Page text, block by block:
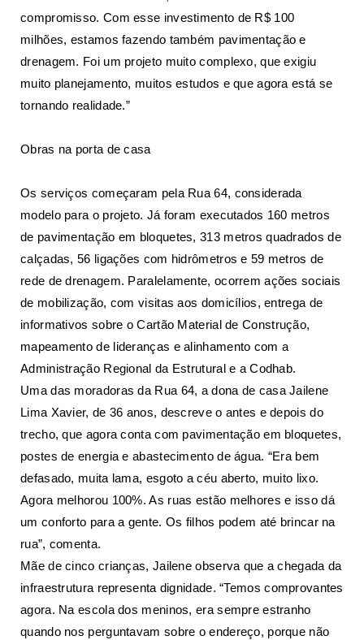
compromisso. Com esse investimento de R$ 100
milhões, estamos fazendo também pavimentação e
drenagem. Foi um projeto muito complexo, que exigiu
muito planejamento, muitos estudos e que agora está se
tornando realidade.”
Obras na porta de casa
Os serviços começaram pela Rua 64, considerada
modelo para o projeto. Já foram executados 160 metros
de pavimentação em bloquetes, 313 metros quadrados de
calçadas, 56 ligações com hidrômetros e 59 metros de
rede de drenagem. Paralelamente, ocorrem ações sociais
de mobilização, com visitas aos domicílios, entrega de
informativos sobre o Cartão Material de Construção,
mapeamento de lideranças e alinhamento com a
Administração Regional da Estrutural e a Codhab.
Uma das moradoras da Rua 64, a dona de casa Jailene
Lima Xavier, de 36 anos, descreve o antes e depois do
trecho, que agora conta com pavimentação em bloquetes,
postes de energia e abastecimento de água. “Era bem
defasado, muita lama, esgoto a céu aberto, muito lixo.
Agora melhorou 100%. As ruas estão melhores e isso dá
um conforto para a gente. Os filhos podem até brincar na
rua”, comenta.
Mãe de cinco crianças, Jailene observa que a chegada da
infraestrutura representa dignidade. “Temos comprovantes
agora. Na escola dos meninos, era sempre estranho
quando nos perguntavam sobre o endereço, porque não